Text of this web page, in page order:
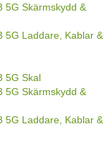
5G Skärmskydd &
5G Laddare, Kablar &
5G Skal
5G Skärmskydd &
5G Laddare, Kablar &